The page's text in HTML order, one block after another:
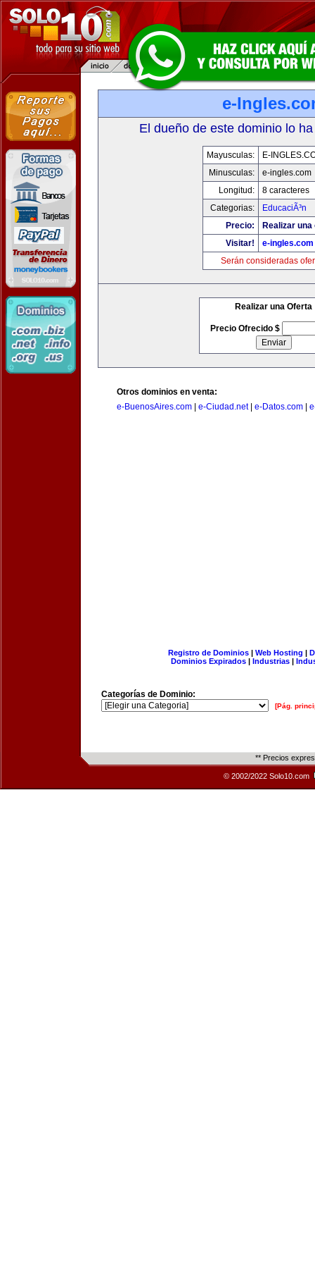
e-
El dueño de este dominio lo
Mayusculas:
E-
Minusculas:
e-ingles.com
Longitud:
8 caracteres
Categorias:
EducaciÃ³n
Precio:
Realizar
Visitar!
e-ingles.com
Serán consideradas
Realizar una Oferta
Precio Ofrecido $
Otros dominios en venta:
e-BuenosAires.com
e-Ciudad.net| e-Datos.com
Registro de Dominios| Web Hosting |
Dominios Expirados | Industrias |
Categorías de Dominio:
[Pág.
** Precios
© 2002/2022 Solo10.com